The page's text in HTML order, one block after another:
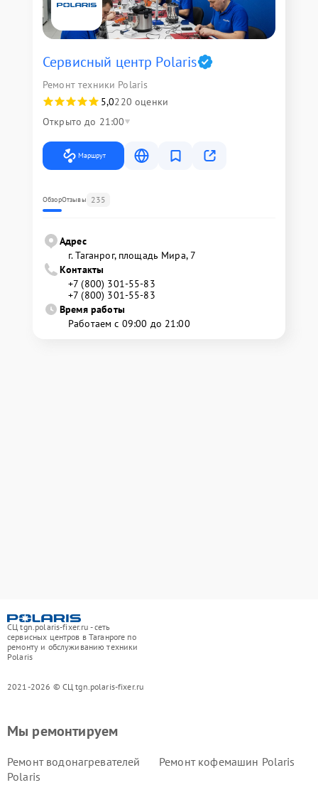
Сервисный центр Polaris
Ремонт техники Polaris
5,0220 оценки
Открыто до 21:00
Маршрут
ОбзорОтзывы 235
Адрес
г. Таганрог, площадь Мира, 7
Контакты
+7 (800) 301-55-83
+7 (800) 301-55-83
Время работы
Работаем с 09:00 до 21:00
СЦ tgn.polaris-fixer.ru - сеть
сервисных центров в Таганроге по
ремонту и обслуживанию техники
Polaris
2021-2026 © СЦ tgn.polaris-fixer.ru
Мы ремонтируем
Ремонт водонагревателей
Polaris
Ремонт кофемашин Polaris